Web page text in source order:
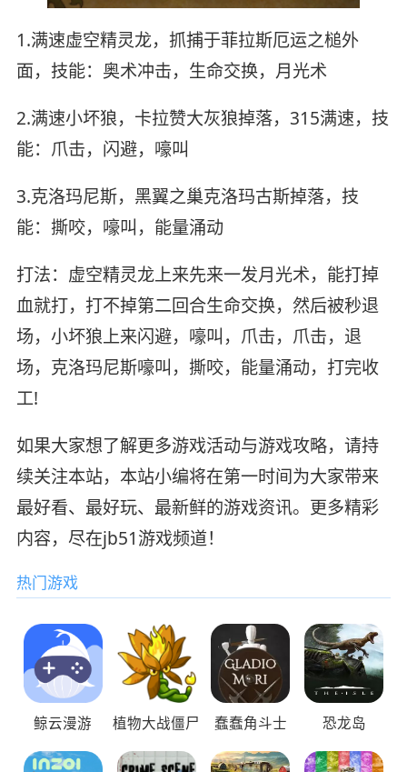
1.满速虚空精灵龙，抓捕于菲拉斯厄运之槌外
面，技能：奥术冲击，生命交换，月光术
2.满速小坏狼，卡拉赞大灰狼掉落，315满速，技
能：爪击，闪避，嚎叫
3.克洛玛尼斯，黑翼之巢克洛玛古斯掉落，技
能：撕咬，嚎叫，能量涌动
打法：虚空精灵龙上来先来一发月光术，能打掉
血就打，打不掉第二回合生命交换，然后被秒退
场，小坏狼上来闪避，嚎叫，爪击，爪击，退
场，克洛玛尼斯嚎叫，撕咬，能量涌动，打完收
工!
如果大家想了解更多游戏活动与游戏攻略，请持
续关注本站，本站小编将在第一时间为大家带来
最好看、最好玩、最新鲜的游戏资讯。更多精彩
内容，尽在jb51游戏频道！
热门游戏
鲸云漫游 植物大战僵尸 蠢蠢角斗士 恐龙岛